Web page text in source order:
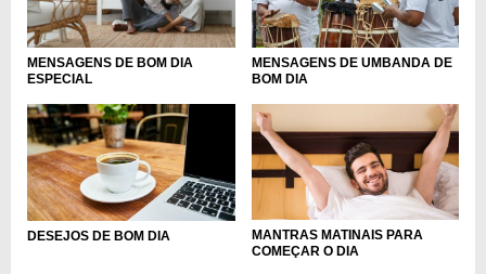
MENSAGENS DE BOM DIA
ESPECIAL
MENSAGENS DE UMBANDA DE
BOM DIA
DESEJOS DE BOM DIA
MANTRAS MATINAIS PARA
COMEÇAR O DIA